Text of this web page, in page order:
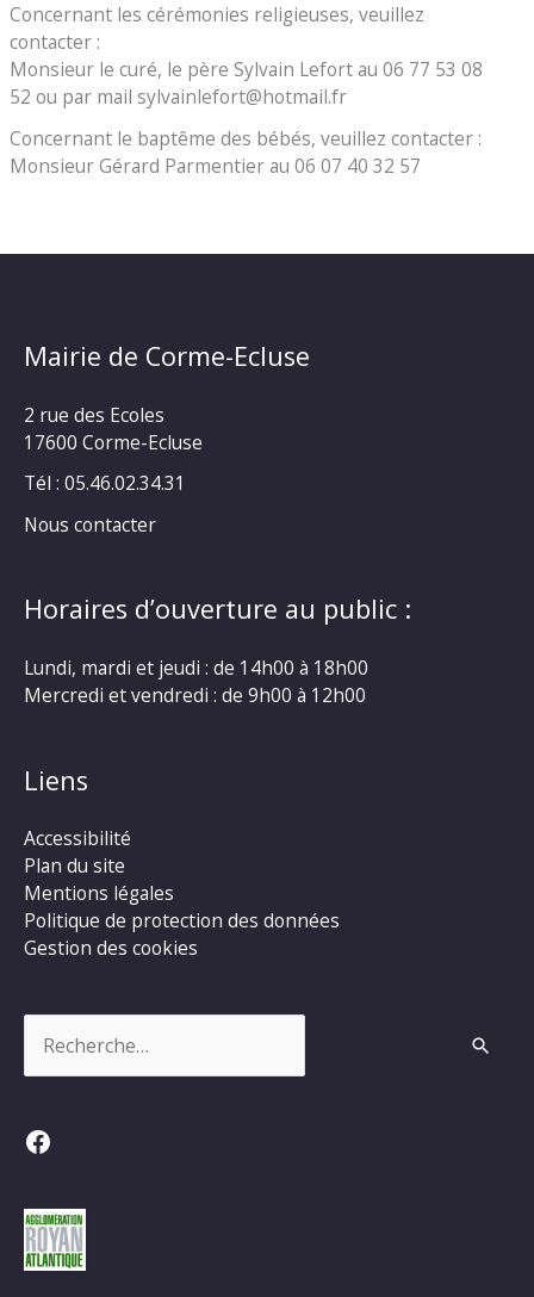
Concernant les cérémonies religieuses, veuillez
contacter :
Monsieur le curé, le père Sylvain Lefort au 06 77 53 08
52 ou par mail sylvainlefort@hotmail.fr
Concernant le baptême des bébés, veuillez contacter :
Monsieur Gérard Parmentier au 06 07 40 32 57
Mairie de Corme-Ecluse
2 rue des Ecoles
17600 Corme-Ecluse
Tél : 05.46.02.34.31
Nous contacter
Horaires d’ouverture au public :
Lundi, mardi et jeudi : de 14h00 à 18h00
Mercredi et vendredi : de 9h00 à 12h00
Liens
Accessibilité
Plan du site
Mentions légales
Politique de protection des données
Gestion des cookies
Facebook